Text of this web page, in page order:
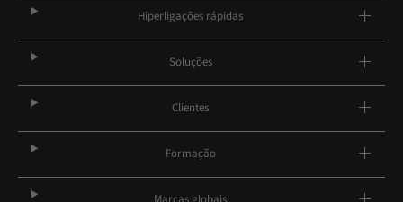
Hiperligações rápidas
Soluções
Clientes
Formação